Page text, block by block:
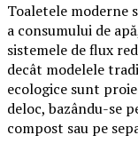
Toaletele moderne
a consumului de
sistemele de flux
decât modelele
ecologice sunt
deloc, bazându-se
compost sau pe